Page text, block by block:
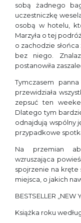
sobą żadnego
uczestniczkę
osobą w hotelu,
Marzyła o tej
o zachodzie
bez niego.
postanowiła
Tymczasem
przewidziała
zepsuć ten
Dlatego tym
odnajdują wspólny
przypadkowe
Na przemian
wzruszająca
spojrzenie na
miejsca, o jakich
BESTSELLER „NEW
Książka roku